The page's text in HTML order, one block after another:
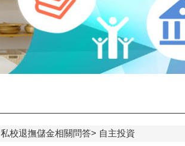
私校退撫儲金相關問答 自主投資